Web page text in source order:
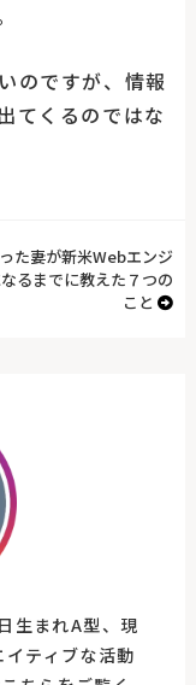
のですが、情報
てくるのではな
た妻が新米Webエンジ
るまでに教えた７つの
こと
生まれA型、現
ティブな活動